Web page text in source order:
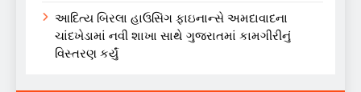
આદિત્ય બિરલા હાઉસિંગ ફાઇનાન્સે અમદાવાદના
ચાંદખેડામાં નવી શાખા સાથે ગુજરાતમાં કામગીરીનું
વિસ્તરણ કર્યું